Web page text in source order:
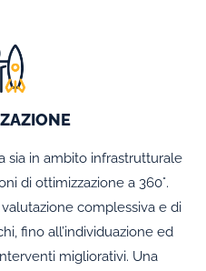
sia in ambito infrastrutturale
di ottimizzazione a 360°.
valutazione complessiva e di
fino all’individuazione ed
migliorativi. Una